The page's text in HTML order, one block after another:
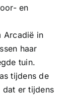
en
Arcadië in
haar
tuin.
tijdens de
dat er tijdens